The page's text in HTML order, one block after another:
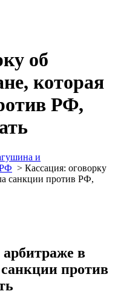
об
которая
РФ,
и
> Кассация: оговорку
санкции против РФ,
арбитраже в
против